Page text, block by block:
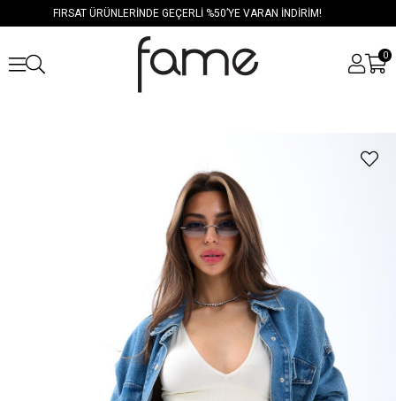
FIRSAT ÜRÜNLERİNDE GEÇERLİ %50’YE VARAN İNDİRİM!
0